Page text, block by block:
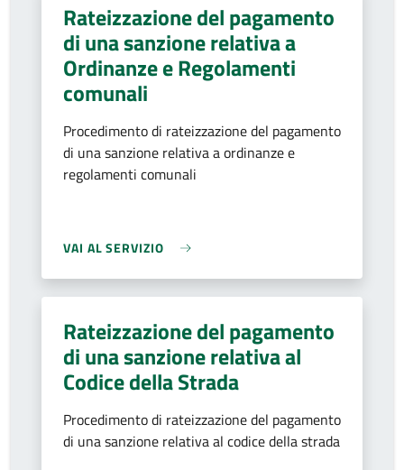
Rateizzazione del pagamento
di una sanzione relativa a
Ordinanze e Regolamenti
comunali
Procedimento di rateizzazione del pagamento
di una sanzione relativa a ordinanze e
regolamenti comunali
VAI AL SERVIZIO
Rateizzazione del pagamento
di una sanzione relativa al
Codice della Strada
Procedimento di rateizzazione del pagamento
di una sanzione relativa al codice della strada